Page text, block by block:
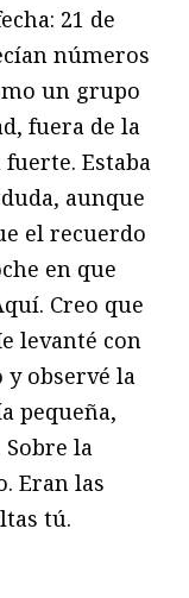
21 de
números
un grupo
fuera de la
Estaba
aunque
el recuerdo
en que
Creo que
levanté con
y observé la
pequeña,
la
Eran las
tú.